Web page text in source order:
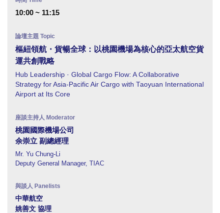
10:00 ~ 11:15
樞紐領航・貨暢全球：以桃園機場為核心的亞太航空貨
運共創戰略
Hub Leadership · Global Cargo Flow: A Collaborative
Strategy for Asia-Pacific Air Cargo with Taoyuan International
Airport at Its Core
桃園國際機場公司
余崇立 副總經理
Mr. Yu Chung-Li
Deputy General Manager, TIAC
中華航空
姚善文 協理